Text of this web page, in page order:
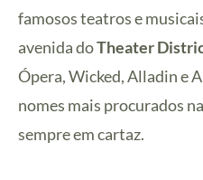
famosos teatros e
avenida doTheater
Ópera, Wicked, Alladin e
nomes mais procurados
sempre em cartaz.